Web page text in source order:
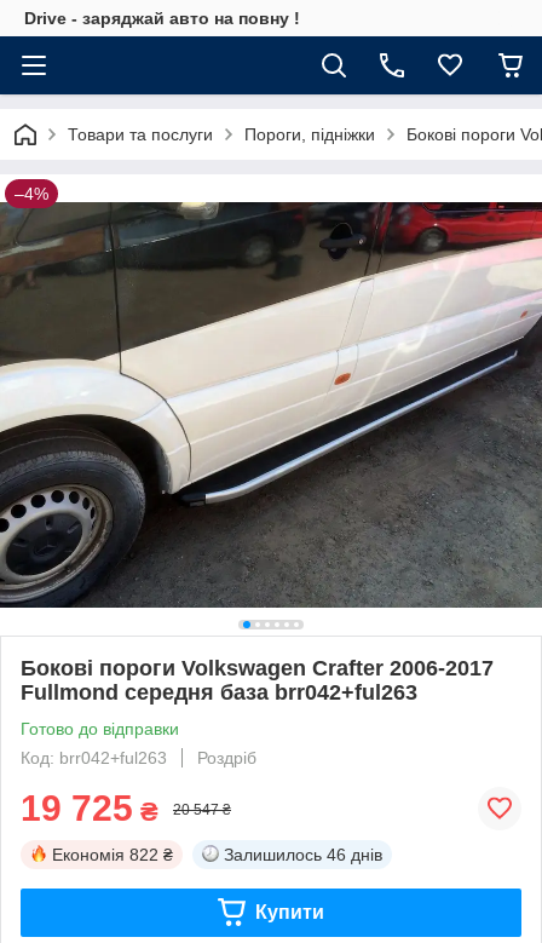
Drive - заряджай авто на повну !
Товари та послуги Пороги, підніжки Бокові пороги
–4%
Бокові пороги Volkswagen Crafter 2006-2017
Fullmond середня база brr042+ful263
Готово до відправки
Код: brr042+ful263
Роздріб
19 725 ₴ 20 547 ₴
Економія 822 ₴ Залишилось 46 днів
Купити